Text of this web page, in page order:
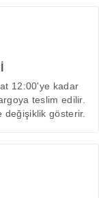
12:00'ye kadar
teslim edilir.
değişiklik gösterir.